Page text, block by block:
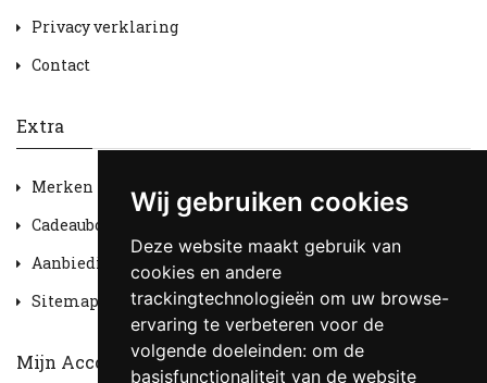
Wij gebruiken cookies
Deze website maakt gebruik van
cookies en andere
trackingtechnologieën om uw browse-
ervaring te verbeteren voor de
volgende doeleinden: om de
basisfunctionaliteit van de website
Privacy verklaring
Contact
Extra
Merken
Cadeaubon
Aanbiedingen
Sitemap
Mijn Account